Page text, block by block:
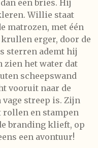
een bries. Hij
Willie staat
matrozen, met één
erger, door de
sterren ademt hij
zien het water dat
scheepswand
vooruit naar de
streep is. Zijn
rollen en stampen
branding klieft, op
een avontuur!